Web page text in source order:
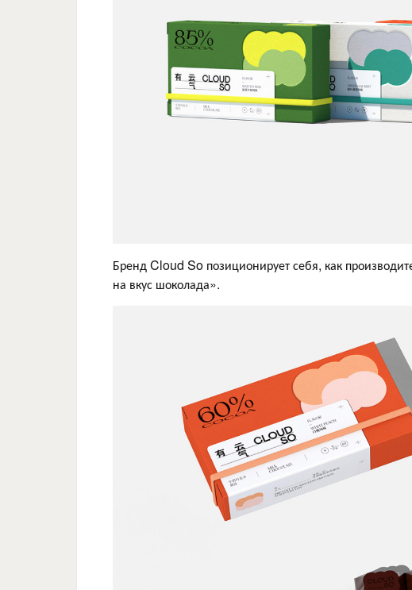
Бренд Cloud So позиционирует себя, как
на вкус шоколада».